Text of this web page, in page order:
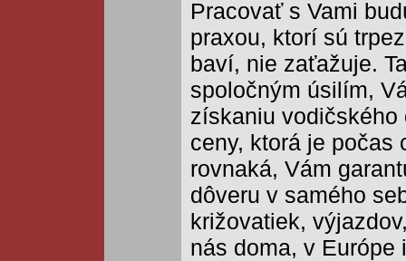
Pracovať s Vami
praxou, ktorí sú
baví, nie zaťažuje.
spoločným úsilím,
získaniu vodičského
ceny, ktorá je počas
rovnaká, Vám
dôveru v samého
križovatiek,
nás doma, v Európe